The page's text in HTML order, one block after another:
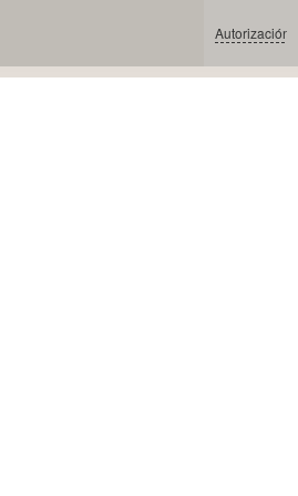
Autorización